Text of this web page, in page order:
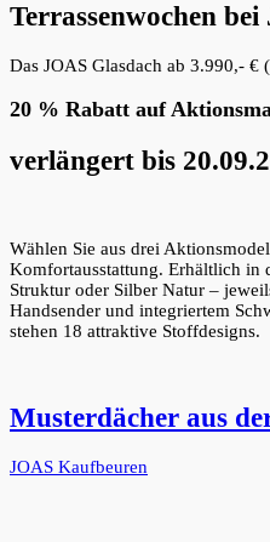
Terrassenwochen bei
Das JOAS Glasdach ab 3.990,-
20 % Rabatt auf
verlängert bis
Wählen Sie aus drei
Komfortausstattung. Erhältlich in
Struktur oder Silber Natur –
Handsender und integriertem
stehen 18 attraktive Stoffdesigns.
Musterdächer aus
JOAS Kaufbeuren